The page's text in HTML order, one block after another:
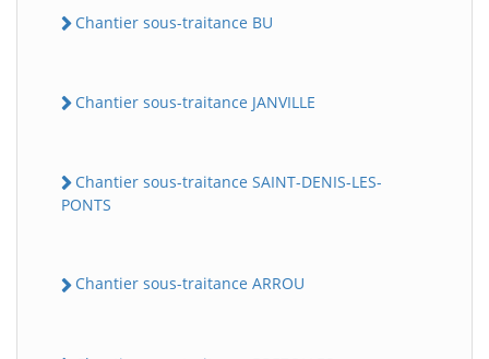
Chantier sous-traitance BU
Chantier sous-traitance JANVILLE
Chantier sous-traitance SAINT-DENIS-LES-
PONTS
Chantier sous-traitance ARROU